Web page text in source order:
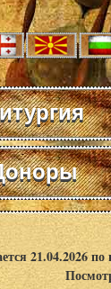
21.04.2026